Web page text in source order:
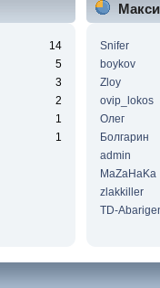
14
5
3
2
1
1
Snifer
boykov
Zloy
ovip_lokos
Олег
Болгарин
admin
MaZaHaKa
zlakkiller
TD-